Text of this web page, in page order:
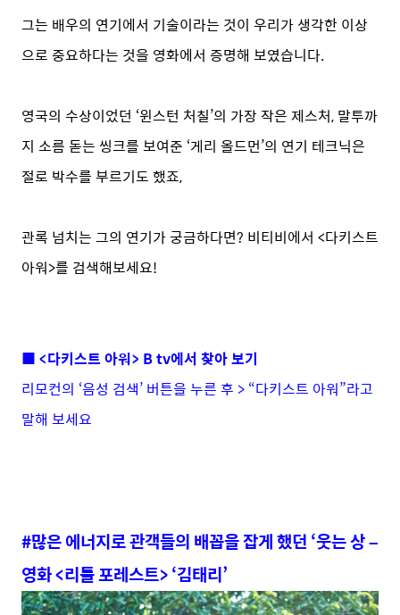
그는 배우의 연기에서 기술이라는 것이 우리가 생각한 이상
으로 중요하다는 것을 영화에서 증명해 보였습니다.
영국의 수상이었던 ‘윈스턴 처칠’의 가장 작은 제스처, 말투까
지 소름 돋는 씽크를 보여준 ‘게리 올드먼’의 연기 테크닉은
절로 박수를 부르기도 했죠,
관록 넘치는 그의 연기가 궁금하다면? 비티비에서 <다키스트
아워>를 검색해보세요!
■ <다키스트 아워> B tv에서 찾아 보기
리모컨의 ‘음성 검색’ 버튼을 누른 후 > “다키스트 아워”라고
말해 보세요
#많은 에너지로 관객들의 배꼽을 잡게 했던 ‘웃는 상 –
영화 <리틀 포레스트> ‘김태리’